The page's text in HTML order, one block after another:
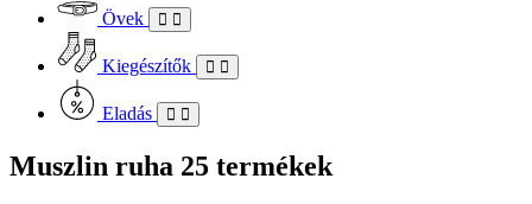
Övek
Kiegészítők
Eladás
Muszlin ruha 25 termékek